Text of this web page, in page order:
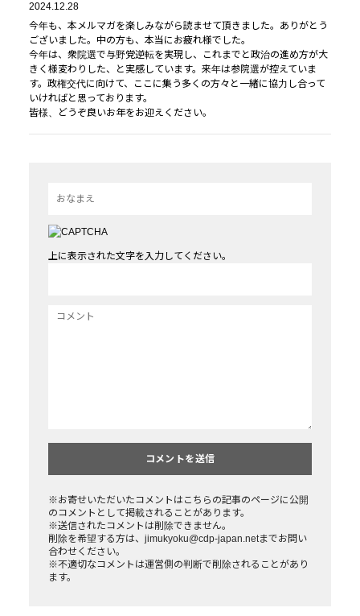
2024.12.28
今年も、本メルマガを楽しみながら読ませて頂きました。ありがとう
ございました。中の方も、本当にお疲れ様でした。
今年は、衆院選で与野党逆転を実現し、これまでと政治の進め方が大
きく様変わりした、と実感しています。来年は参院選が控えていま
す。政権交代に向けて、ここに集う多くの方々と一緒に協力し合って
いければと思っております。
皆様、どうぞ良いお年をお迎えください。
上に表示された文字を入力してください。
※お寄せいただいたコメントはこちらの記事のページに公開
のコメントとして掲載されることがあります。
※送信されたコメントは削除できません。
削除を希望する方は、jimukyoku@cdp-japan.netまでお問い
合わせください。
※不適切なコメントは運営側の判断で削除されることがあり
ます。